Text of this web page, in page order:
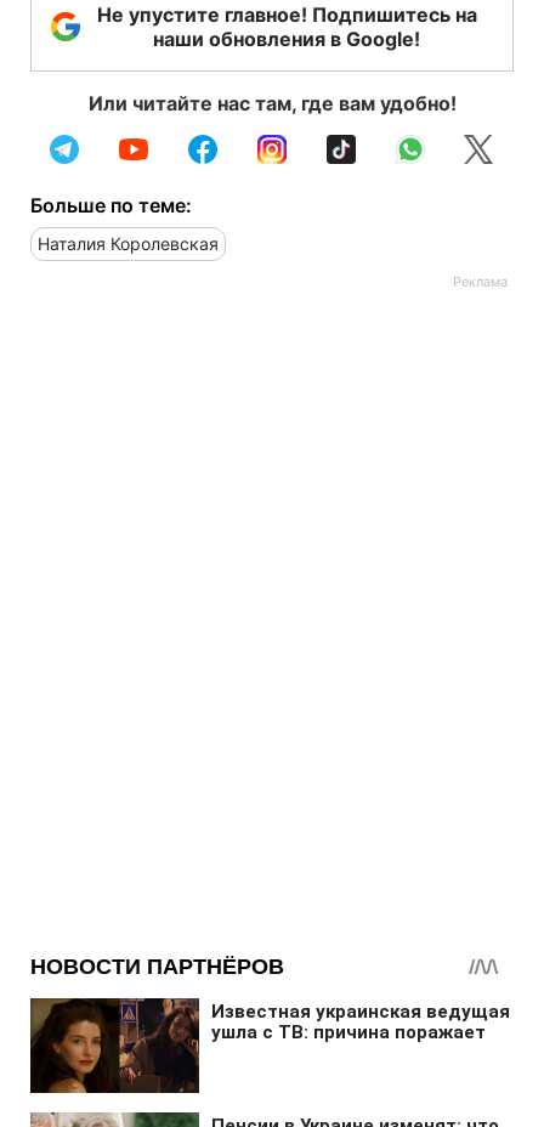
Не упустите главное! Подпишитесь на
наши обновления в Google!
Или читайте нас там, где вам удобно!
Больше по теме:
Наталия Королевская